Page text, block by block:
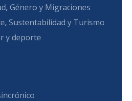
Género y Migraciones
Sustentabilidad y Turismo
y deporte